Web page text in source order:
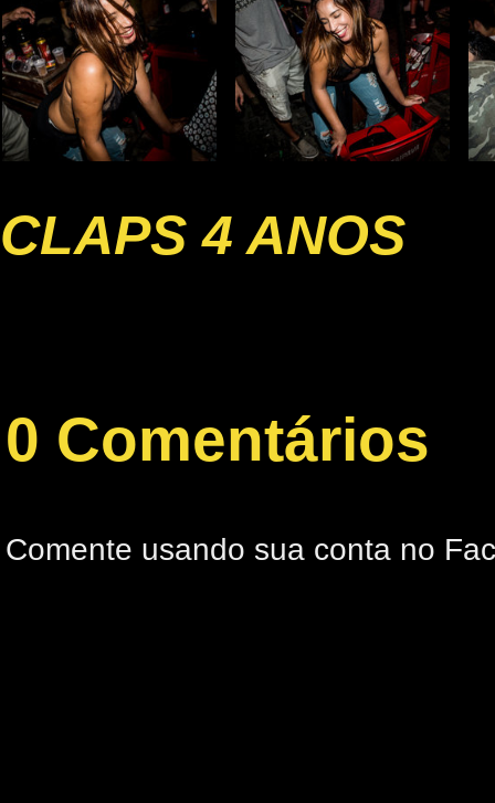
CLAPS 4 ANOS
0 Comentários
Comente usando sua conta no